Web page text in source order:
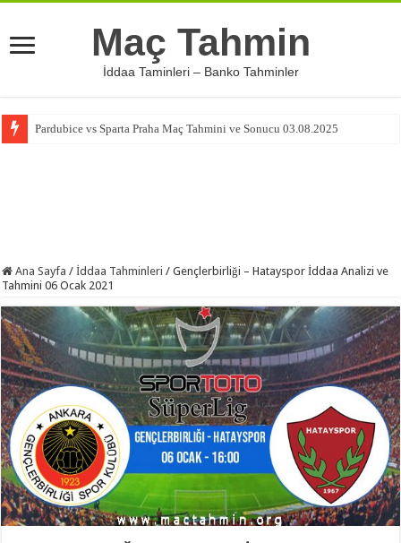
Maç Tahmin
İddaa Taminleri – Banko Tahminler
Pardubice vs Sparta Praha Maç Tahmini ve Sonucu 03.08.2025
Ana Sayfa / İddaa Tahminleri / Gençlerbirliği – Hatayspor İddaa Analizi ve
Tahmini 06 Ocak 2021